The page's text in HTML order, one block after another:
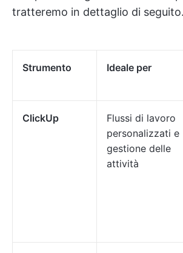
tratteremo in dettaglio di seguito.
Strumento Ideale per
ClickUp
Flussi di lavoro
personalizzati e
gestione delle
attività